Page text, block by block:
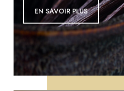
EN SAVOIR PLUSEN SAVOIR